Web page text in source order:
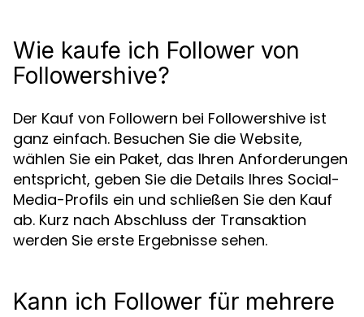
Wie kaufe ich Follower von
Followershive?
Der Kauf von Followern bei Followershive ist
ganz einfach. Besuchen Sie die Website,
wählen Sie ein Paket, das Ihren Anforderungen
entspricht, geben Sie die Details Ihres Social-
Media-Profils ein und schließen Sie den Kauf
ab. Kurz nach Abschluss der Transaktion
werden Sie erste Ergebnisse sehen.
Kann ich Follower für mehrere